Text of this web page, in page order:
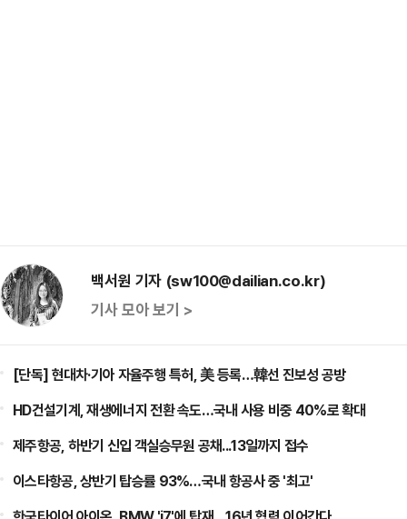
백서원 기자 (sw100@dailian.co.kr)
기사 모아 보기 >
[단독] 현대차·기아 자율주행 특허, 美 등록…韓선 진보성 공방
HD건설기계, 재생에너지 전환 속도…국내 사용 비중 40%로 확대
제주항공, 하반기 신입 객실승무원 공채...13일까지 접수
이스타항공, 상반기 탑승률 93%…국내 항공사 중 '최고'